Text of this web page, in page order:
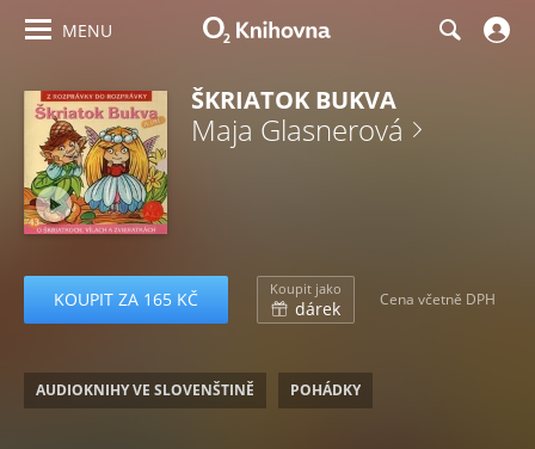
MENU
ŠKRIATOK BUKVA
Maja Glasnerová
KOUPIT ZA 165 KČ Koupit jako
dárek Cena včetně DPH
AUDIOKNIHY VE SLOVENŠTINĚ POHÁDKY